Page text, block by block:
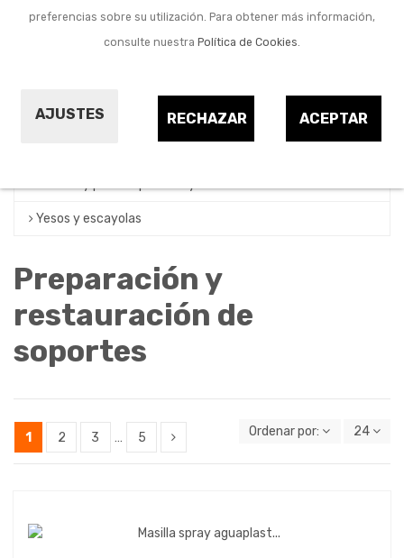
preferencias sobre su utilización. Para obtener más información,
consulte nuestra Política de Cookies.
AJUSTES ACEPTAR
RECHAZAR
Decapante
Yesos y escayolas
Preparación y
restauración de
soportes
1 2 3 … 5 Ordenar por: 24